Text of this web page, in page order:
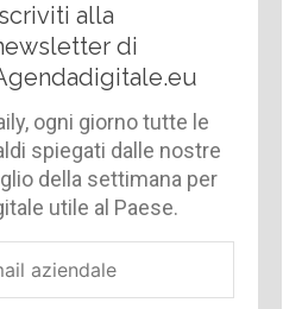
alla
di
ogni giorno tutte le
spiegati dalle nostre
della settimana per
utile al Paese.